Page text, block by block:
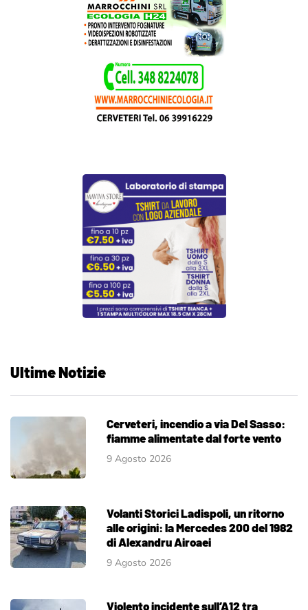
Ultime Notizie
Cerveteri, incendio a via Del Sasso:
fiamme alimentate dal forte vento
9 Agosto 2026
Volanti Storici Ladispoli, un ritorno
alle origini: la Mercedes 200 del 1982
di Alexandru Airoaei
9 Agosto 2026
Violento incidente sull’A12 tra